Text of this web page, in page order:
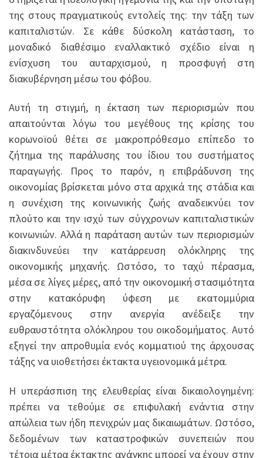
της στους πραγματικούς εντολείς της: την τάξη των
καπιταλιστών. Σε κάθε δύσκολη κατάσταση, το
μοναδικό διαθέσιμο εναλλακτικό σχέδιο είναι η
ενίσχυση του αυταρχισμού, η προσφυγή στη
διακυβέρνηση μέσω του φόβου.
Αυτή τη στιγμή, η έκταση των περιορισμών που
απαιτούνται λόγω του μεγέθους της κρίσης του
κορωνοϊού θέτει σε μακροπρόθεσμο επίπεδο το
ζήτημα της παράλυσης του ίδιου του συστήματος
παραγωγής. Προς το παρόν, η επιβράδυνση της
οικονομίας βρίσκεται μόνο στα αρχικά της στάδια και
η συνέχιση της κοινωνικής ζωής αναδεικνύει τον
πλούτο και την ισχύ των σύγχρονων καπιταλιστικών
κοινωνιών. Αλλά η παράταση αυτών των περιορισμών
διακινδυνεύει την κατάρρευση ολόκληρης της
οικονομικής μηχανής. Ωστόσο, το ταχύ πέρασμα,
μέσα σε λίγες μέρες, από την οικονομική στασιμότητα
στην κατακόρυφη ύφεση με εκατομμύρια
εργαζόμενους στην ανεργία ανέδειξε την
ευθραυστότητα ολόκληρου του οικοδομήματος. Αυτό
εξηγεί την απροθυμία ενός κομματιού της άρχουσας
τάξης να υιοθετήσει έκτακτα υγειονομικά μέτρα.
Η υπεράσπιση της ελευθερίας είναι δικαιολογημένη:
πρέπει να τεθούμε σε επιφυλακή ενάντια στην
απώλεια των ήδη πενιχρών μας δικαιωμάτων. Ωστόσο,
δεδομένων των καταστροφικών συνεπειών που
τέτοια μέτρα έκτακτης ανάγκης μπορεί να έχουν στην